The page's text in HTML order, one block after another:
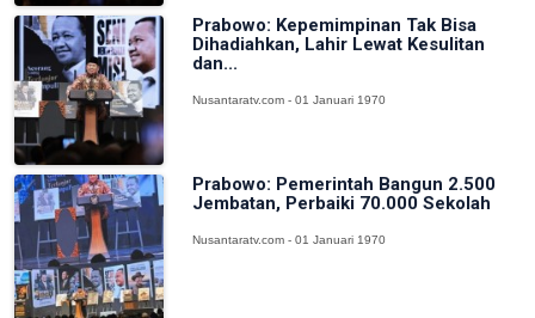
Prabowo: Kepemimpinan Tak Bisa
Dihadiahkan, Lahir Lewat Kesulitan
dan...
Nusantaratv.com - 01 Januari 1970
Prabowo: Pemerintah Bangun 2.500
Jembatan, Perbaiki 70.000 Sekolah
Nusantaratv.com - 01 Januari 1970